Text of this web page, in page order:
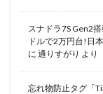
スナドラ7S Gen2
ドルで2万円台!日
に 通りすがり より
忘れ物防止タグ「